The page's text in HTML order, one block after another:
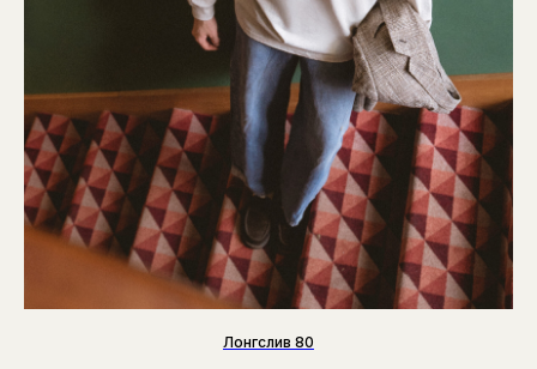
Лонгслив 80